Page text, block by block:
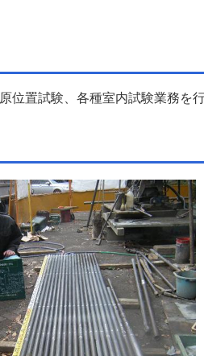
置試験、各種室内試験業務を行